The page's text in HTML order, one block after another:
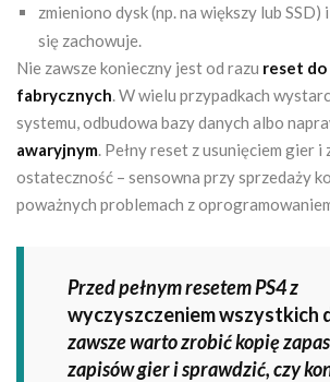
zmieniono dysk (np. na większy lub SSD)
się zachowuje.
Nie zawsze konieczny jest od razu reset
fabrycznych . W wielu przypadkach
systemu, odbudowa bazy danych albo
awaryjnym . Pełny reset z usunięciem gier
ostateczność – sensowna przy sprzedaży
poważnych problemach z
Przed pełnym resetem PS4 z
wyczyszczeniem wszystkich
zawsze warto zrobić kopię
zapisów gier i sprawdzić, czy